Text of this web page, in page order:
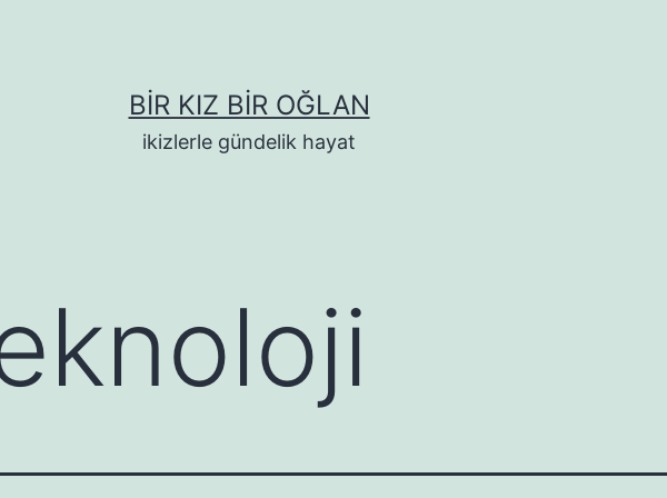
BIR KIZ BIR OĞLAN
ikizlerle gündelik hayat